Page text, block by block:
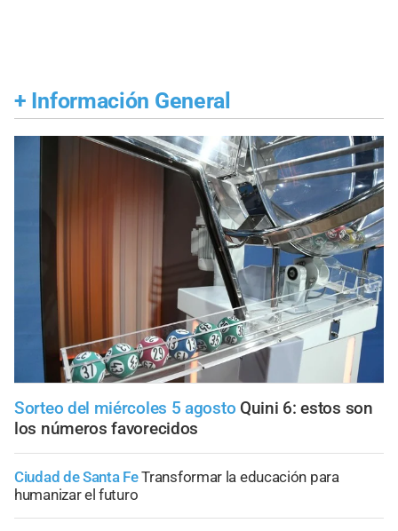
+ Información General
Sorteo del miércoles 5 agosto Quini 6: estos son
los números favorecidos
Ciudad de Santa FeTransformar la educación para
humanizar el futuro